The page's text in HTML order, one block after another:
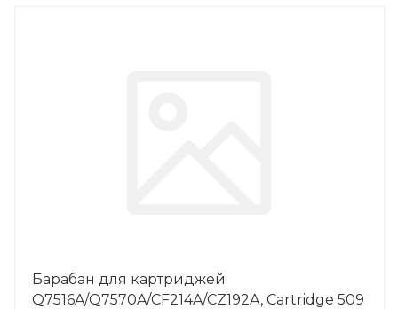
Барабан для картриджей
Q7516A/Q7570A/CF214A/CZ192A, Cartridge 509